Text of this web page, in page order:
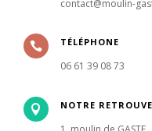
contact@moulin-
 TÉLÉPHONE
06 61 39 08 73
 NOTRE